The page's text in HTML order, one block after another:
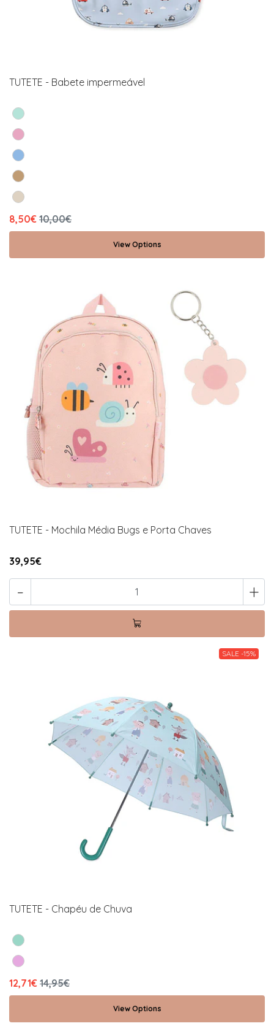
TUTETE - Babete impermeável
8,50€ 10,00€
View Options
TUTETE - Mochila Média Bugs e Porta Chaves
39,95€
- +
SALE -15%
TUTETE - Chapéu de Chuva
12,71€ 14,95€
View Options